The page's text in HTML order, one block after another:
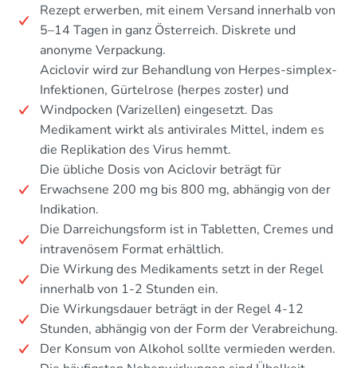
Rezept erwerben, mit einem Versand innerhalb von
5–14 Tagen in ganz Österreich. Diskrete und
anonyme Verpackung.
Aciclovir wird zur Behandlung von Herpes-simplex-
Infektionen, Gürtelrose (herpes zoster) und
Windpocken (Varizellen) eingesetzt. Das
Medikament wirkt als antivirales Mittel, indem es
die Replikation des Virus hemmt.
Die übliche Dosis von Aciclovir beträgt für
Erwachsene 200 mg bis 800 mg, abhängig von der
Indikation.
Die Darreichungsform ist in Tabletten, Cremes und
intravenösem Format erhältlich.
Die Wirkung des Medikaments setzt in der Regel
innerhalb von 1-2 Stunden ein.
Die Wirkungsdauer beträgt in der Regel 4-12
Stunden, abhängig von der Form der Verabreichung.
Der Konsum von Alkohol sollte vermieden werden.